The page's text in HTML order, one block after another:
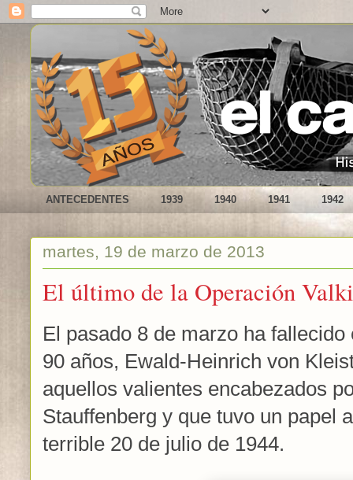
ANTECEDENTES 1939 1940 1941 1942
martes, 19 de marzo de 2013
El último de la Operación
El pasado 8 de marzo ha
90 años, Ewald-Heinrich von
aquellos valientes encabezados
Stauffenberg y que tuvo un papel
terrible 20 de julio de 1944.